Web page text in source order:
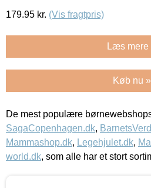
179.95 kr. (Vis fragtpris)
Læs mere
Køb nu »
De mest populære
SagaCopenhagen.dk,
Mammashop.dk, Legehjulet.dk,
world.dk, som alle har et stort